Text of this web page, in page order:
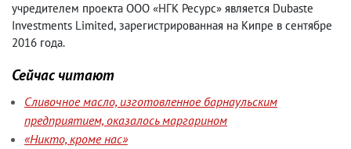
учредителем проекта ООО «НГК Ресурс» является Dubaste
Investments Limited, зарегистрированная на Кипре в сентябре
2016 года.
Сейчас читают
Сливочное масло, изготовленное барнаульским
предприятием, оказалось маргарином
«Никто, кроме нас»